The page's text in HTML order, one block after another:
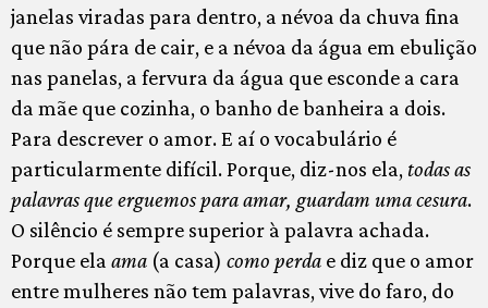
janelas viradas para dentro, a névoa da chuva fina
que não pára de cair, e a névoa da água em ebulição
nas panelas, a fervura da água que esconde a cara
da mãe que cozinha, o banho de banheira a dois.
Para descrever o amor. E aí o vocabulário é
particularmente difícil. Porque, diz-nos ela, todas as
palavras que erguemos para amar, guardam uma cesura.
O silêncio é sempre superior à palavra achada.
Porque ela ama (a casa) como perda e diz que o amor
entre mulheres não tem palavras, vive do faro, do